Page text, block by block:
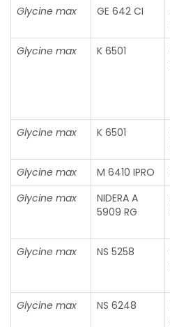
Glycine max
GE 642 CI
Glycine max
K 6501
Glycine max K 6501
Glycine max
M 6410 IPRO
Glycine max
NIDERA A
5909 RG
Glycine max NS 5258
Glycine max NS 6248